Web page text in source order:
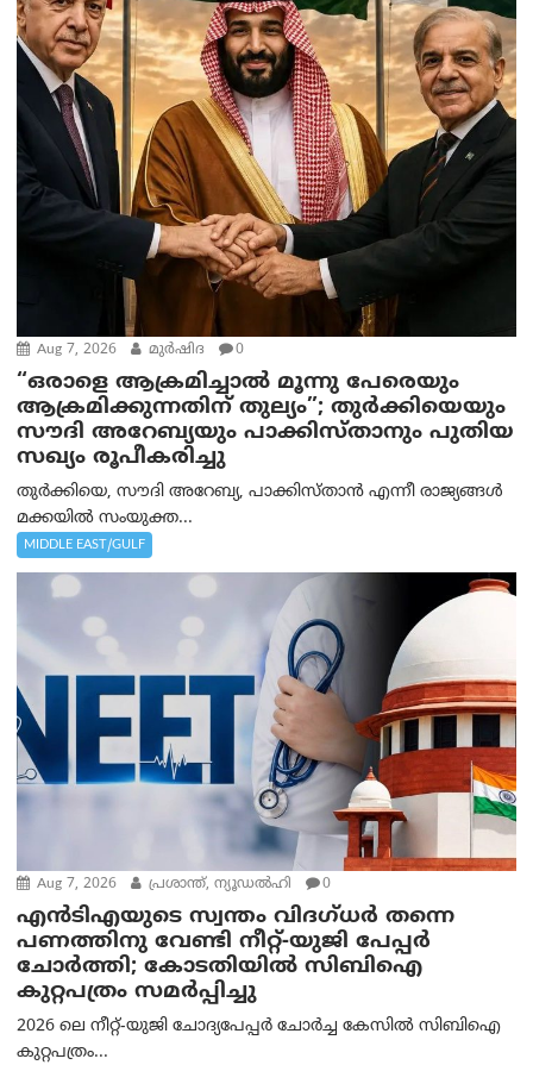
Aug 7, 2026 മുര്‍ഷിദ 0
“ഒരാളെ ആക്രമിച്ചാല്‍ മൂന്നു പേരെയും
ആക്രമിക്കുന്നതിന് തുല്യം”; തുർക്കിയെയും
സൗദി അറേബ്യയും പാക്കിസ്താനും പുതിയ
സഖ്യം രൂപീകരിച്ചു
തുർക്കിയെ, സൗദി അറേബ്യ, പാക്കിസ്താന്‍ എന്നീ രാജ്യങ്ങൾ
മക്കയിൽ സംയുക്ത...
MIDDLE EAST/GULF
Aug 7, 2026 പ്രശാന്ത്, ന്യൂഡല്‍ഹി 0
എൻ‌ടി‌എയുടെ സ്വന്തം വിദഗ്ധർ തന്നെ
പണത്തിനു വേണ്ടി നീറ്റ്-യു‌ജി പേപ്പർ
ചോർത്തി; കോടതിയില്‍ സിബിഐ
കുറ്റപത്രം സമര്‍പ്പിച്ചു
2026 ലെ നീറ്റ്-യുജി ചോദ്യപേപ്പർ ചോർച്ച കേസിൽ സിബിഐ
കുറ്റപത്രം...